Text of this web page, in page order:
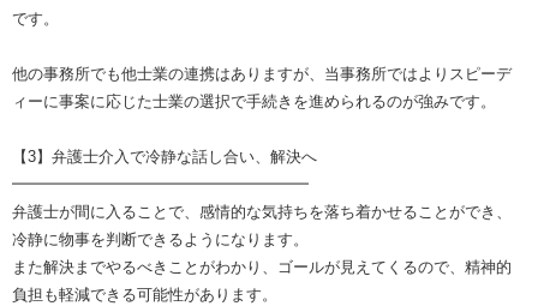
です。
他の事務所でも他士業の連携はありますが、当事務所ではよりスピーデ
ィーに事案に応じた士業の選択で手続きを進められるのが強みです。
【3】弁護士介入で冷静な話し合い、解決へ
━━━━━━━━━━━━━━━━━━━
弁護士が間に入ることで、感情的な気持ちを落ち着かせることができ、
冷静に物事を判断できるようになります。
また解決までやるべきことがわかり、ゴールが見えてくるので、精神的
負担も軽減できる可能性があります。